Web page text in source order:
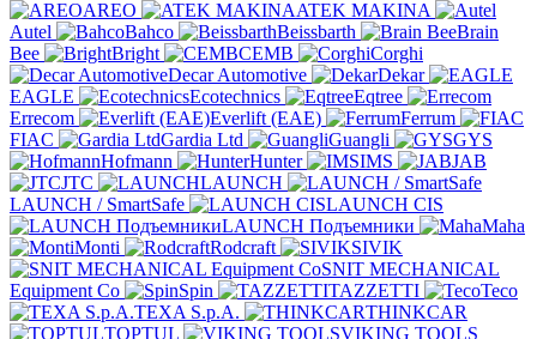
AREO
ATEK MAKINA
Autel
Bahco Beissbarth
Brain
Bee
Bright CEMB
Corghi
Decar Automotive
Dekar
EAGLE
Ecotechnics
Eqtree
Errecom
Everlift (EAE)
Ferrum
FIAC
Gardia Ltd Guangli
GYS
Hofmann
Hunter IMS
JAB
JTC
LAUNCH
LAUNCH / SmartSafe
LAUNCH CIS
LAUNCH Подъемники
Maha
Monti
Rodcraft
SIVIK
SNIT MECHANICAL
Equipment Co
Spin TAZZETTI
Teco
TEXA S.p.A.
THINKCAR
TOPTUL
VIKING TOOLS